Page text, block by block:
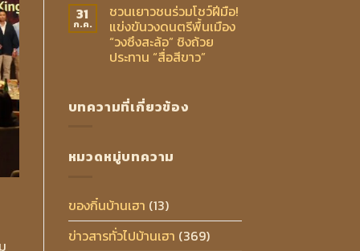
31
ก.ค.
ชวนเยาวชนร่วมโชว์ฝีมือ!
แข่งขันวงดนตรีพื้นเมือง
“วงซึงสะล้อ” ชิงถ้วย
ประทาน “สื่อสีขาว”
บทความที่เกี่ยวข้อง
หมวดหมู่บทความ
ของกิ๋นบ้านเฮา (13)
ข่าวสารทั่วไปบ้านเฮา (369)